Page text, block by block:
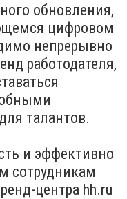
обновления,
цифровом
непрерывно
работодателя,
талантов.
и эффективно
сотрудникам
центра hh.ru